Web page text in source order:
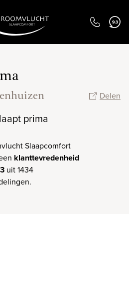
9.3
Delen
prima
Slaapcomfort
klanttevredenheid
uit 1434